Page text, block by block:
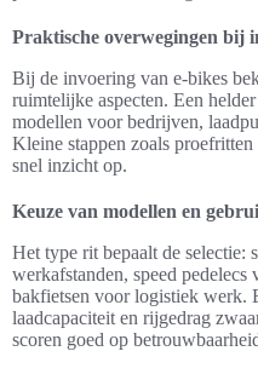
Praktische overwegingen bij
Bij de invoering van e-bikes
ruimtelijke aspecten. Een
modellen voor bedrijven,
Kleine stappen zoals
snel inzicht op.
Keuze van modellen en
Het type rit bepaalt de selectie:
werkafstanden, speed
bakfietsen voor logistiek werk.
laadcapaciteit en rijgedrag
scoren goed op